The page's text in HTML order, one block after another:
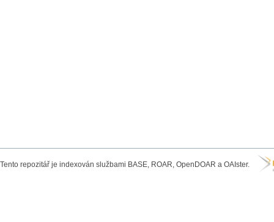
Tento repozitář je indexován službami BASE, ROAR, OpenDOAR a OAIster.